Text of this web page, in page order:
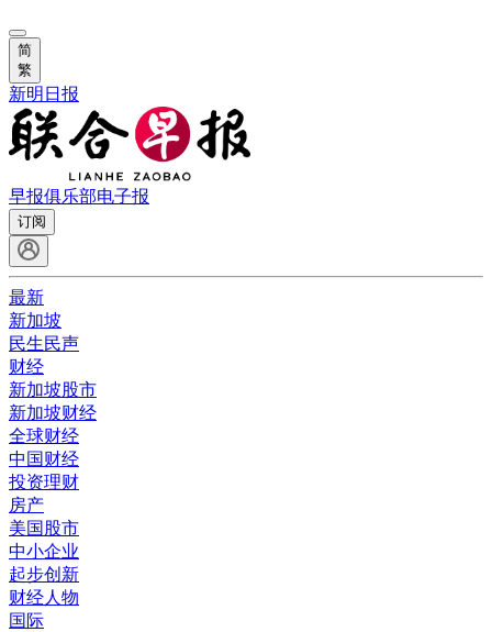
简
繁
新明日报
早报俱乐部电子报
订阅
最新
新加坡
民生民声
财经
新加坡股市
新加坡财经
全球财经
中国财经
投资理财
房产
美国股市
中小企业
起步创新
财经人物
国际